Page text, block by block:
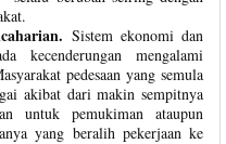
Sistem ekonomi dan
kecenderungan mengalami
pedesaan yang semula
akibat dari makin sempitnya
untuk pemukiman ataupun
yang beralih pekerjaan ke